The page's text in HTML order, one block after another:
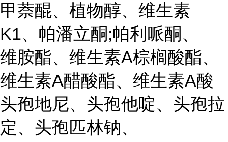
甲萘醌、植物醇、维生素
K1、帕潘立酮;帕利哌酮、
维胺酯、维生素A棕榈酸酯、
维生素A醋酸酯、维生素A酸
头孢地尼、头孢他啶、头孢拉
定、头孢匹林钠、